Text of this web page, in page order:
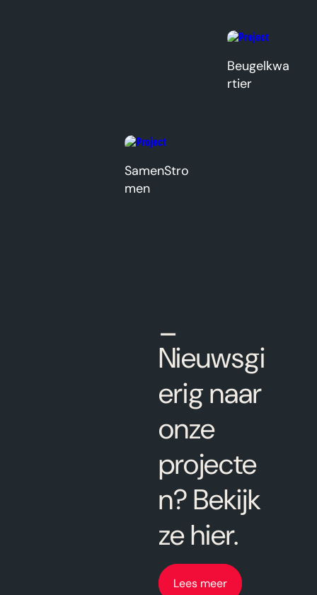
Beugelkwa
rtier
SamenStro
men
Nieuwsgi
erig naar
onze
projecte
n? Bekijk
ze hier.
Lees meer